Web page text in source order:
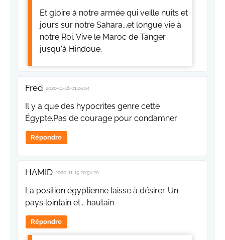
Et gloire à notre armée qui veille nuits et
jours sur notre Sahara...et longue vie à
notre Roi. Vive le Maroc de Tanger
jusqu'à Hindoue.
Fred 2020-11-16 01:05:04
Il y a que des hypocrites genre cette
Égypte.Pas de courage pour condamner
Répondre
HAMID 2020-11-15 20:56:20
La position égyptienne laisse à désirer. Un
pays lointain et... hautain
Répondre